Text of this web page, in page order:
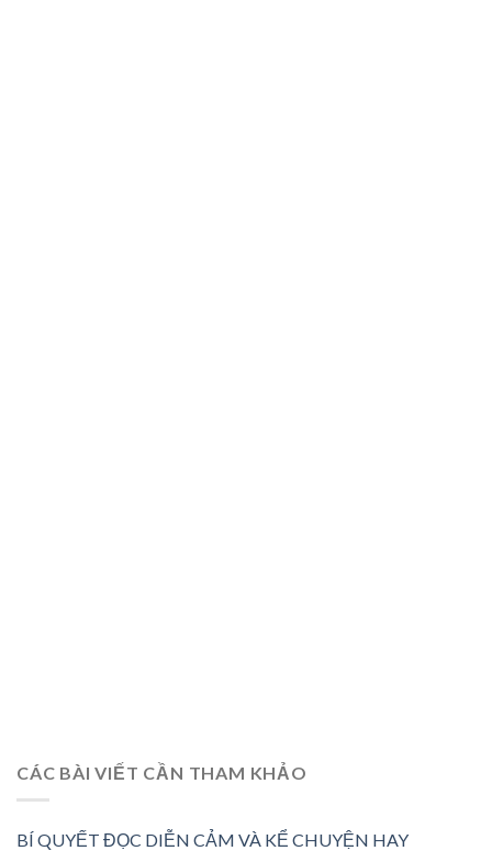
CÁC BÀI VIẾT CẦN THAM KHẢO
BÍ QUYẾT ĐỌC DIỄN CẢM VÀ KỂ CHUYỆN HAY